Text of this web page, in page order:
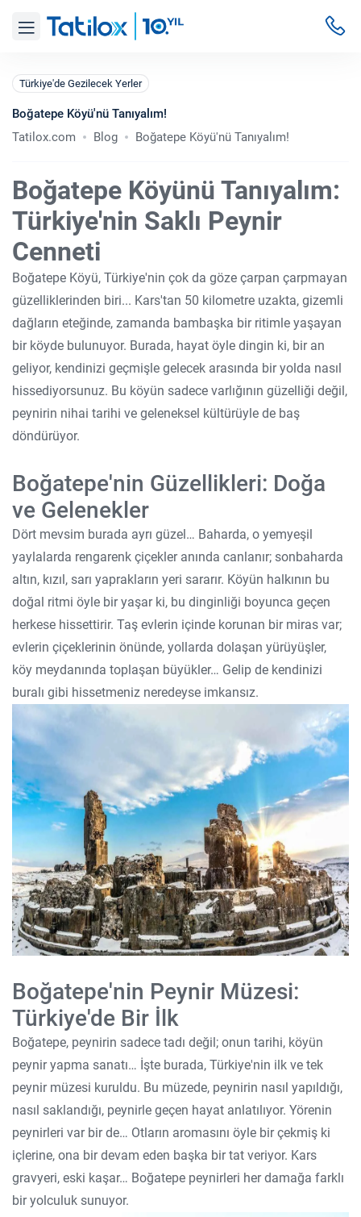
Türkiye'de Gezilecek Yerler
Boğatepe Köyü'nü Tanıyalım!
Tatilox.com
Blog Boğatepe Köyü'nü Tanıyalım!
Boğatepe Köyünü Tanıyalım:
Türkiye'nin Saklı Peynir
Cenneti
Boğatepe Köyü, Türkiye'nin çok da göze çarpan çarpmayan
güzelliklerinden biri... Kars'tan 50 kilometre uzakta, gizemli
dağların eteğinde, zamanda bambaşka bir ritimle yaşayan
bir köyde bulunuyor. Burada, hayat öyle dingin ki, bir an
geliyor, kendinizi geçmişle gelecek arasında bir yolda nasıl
hissediyorsunuz. Bu köyün sadece varlığının güzelliği değil,
peynirin nihai tarihi ve geleneksel kültürüyle de baş
döndürüyor.
Boğatepe'nin Güzellikleri: Doğa
ve Gelenekler
Dört mevsim burada ayrı güzel… Baharda, o yemyeşil
yaylalarda rengarenk çiçekler anında canlanır; sonbaharda
altın, kızıl, sarı yaprakların yeri sararır. Köyün halkının bu
doğal ritmi öyle bir yaşar ki, bu dinginliği boyunca geçen
herkese hissettirir. Taş evlerin içinde korunan bir miras var;
evlerin çiçeklerinin önünde, yollarda dolaşan yürüyüşler,
köy meydanında toplaşan büyükler… Gelip de kendinizi
buralı gibi hissetmeniz neredeyse imkansız.
Boğatepe'nin Peynir Müzesi:
Türkiye'de Bir İlk
Boğatepe, peynirin sadece tadı değil; onun tarihi, köyün
peynir yapma sanatı… İşte burada, Türkiye'nin ilk ve tek
peynir müzesi kuruldu. Bu müzede, peynirin nasıl yapıldığı,
nasıl saklandığı, peynirle geçen hayat anlatılıyor. Yörenin
peynirleri var bir de… Otların aromasını öyle bir çekmiş ki
içlerine, ona bir devam eden başka bir tat veriyor. Kars
gravyeri, eski kaşar… Boğatepe peynirleri her damağa farklı
bir yolculuk sunuyor.